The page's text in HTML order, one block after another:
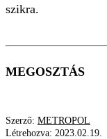
szikra.
MEGOSZTÁS
Szerző: METROPOL
Létrehozva: 2023.02.19.